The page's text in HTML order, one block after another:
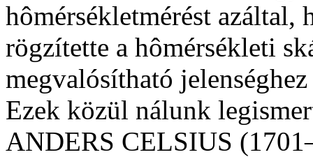
hômérsékletmérést
rögzítette a hômérsékleti
megvalósítható
Ezek közül nálunk
ANDERS CELSIUS